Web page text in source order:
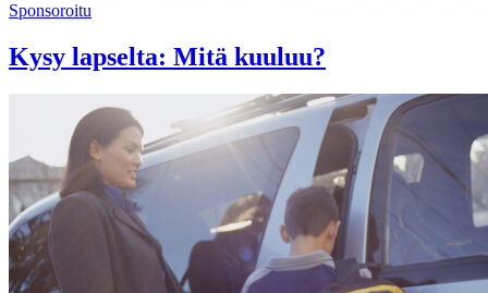
Sponsoroitu
Kysy lapselta: Mitä kuuluu?